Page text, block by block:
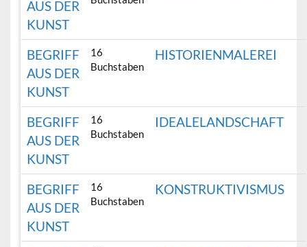
AUS DER
KUNST
BEGRIFF
AUS DER
KUNST
16
Buchstaben
HISTORIENMALEREI
BEGRIFF
AUS DER
KUNST
16
Buchstaben
IDEALELANDSCHAFT
BEGRIFF
AUS DER
KUNST
16
Buchstaben
KONSTRUKTIVISMUS